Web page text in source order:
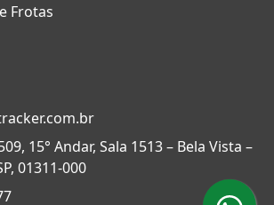
Frotas
15° Andar, Sala 1513 – Bela Vista –
01311-000